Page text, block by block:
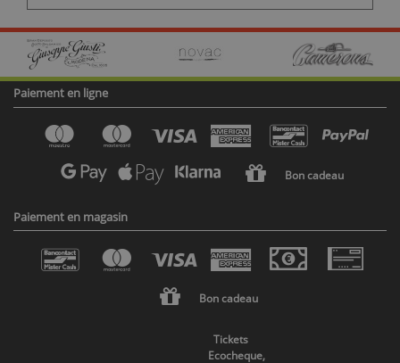
Paiement en ligne
Bon cadeau
Paiement en magasin
Bon cadeau
Tickets
Ecocheque,